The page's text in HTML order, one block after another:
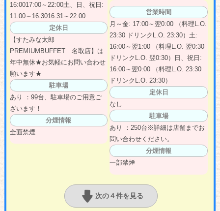
16:0017:00～22:00土、日、祝日:
11:00～16:3016:31～22:00
定休日
【すたみな太郎
PREMIUMBUFFET 名取店】は
年中無休★お気軽にお問い合わせ
願います★
駐車場
あり ：99台、駐車場のご用意ご
ざいます！
分煙情報
全面禁煙
営業時間
月～金: 17:00～翌0:00 （料理L.O.
23:30 ドリンクL.O. 23:30）土:
16:00～翌1:00 （料理L.O. 翌0:30
ドリンクL.O. 翌0:30）日、祝日:
16:00～翌0:00 （料理L.O. 23:30
ドリンクL.O. 23:30）
定休日
なし
駐車場
あり ：250台※詳細は店舗までお
問い合わせください。
分煙情報
一部禁煙
次の４件を見る